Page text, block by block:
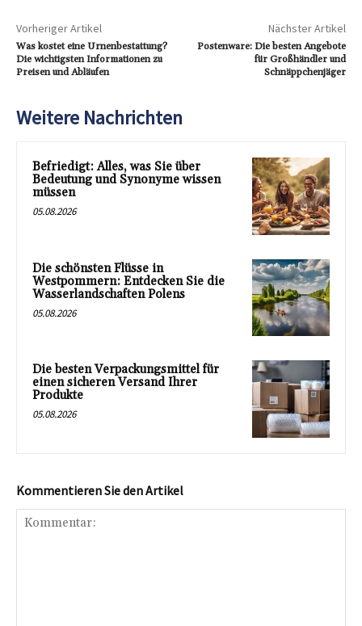
Vorheriger Artikel
Was kostet eine Urnenbestattung?
Die wichtigsten Informationen zu
Preisen und Abläufen
Nächster Artikel
Postenware: Die besten Angebote
für Großhändler und
Schnäppchenjäger
Weitere Nachrichten
Befriedigt: Alles, was Sie über
Bedeutung und Synonyme wissen
müssen
05.08.2026
Die schönsten Flüsse in
Westpommern: Entdecken Sie die
Wasserlandschaften Polens
05.08.2026
Die besten Verpackungsmittel für
einen sicheren Versand Ihrer
Produkte
05.08.2026
Kommentieren Sie den Artikel